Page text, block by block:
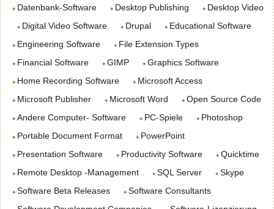
Datenbank-Software
Desktop Publishing
Desktop Video
Digital Video Software
Drupal
Educational Software
Engineering Software
File Extension Types
Financial Software
GIMP
Graphics Software
Home Recording Software
Microsoft Access
Microsoft Publisher
Microsoft Word
Open Source Code
Andere Computer- Software
PC-Spiele
Photoshop
Portable Document Format
PowerPoint
Presentation Software
Productivity Software
Quicktime
Remote Desktop -Management
SQL Server
Skype
Software Beta Releases
Software Consultants